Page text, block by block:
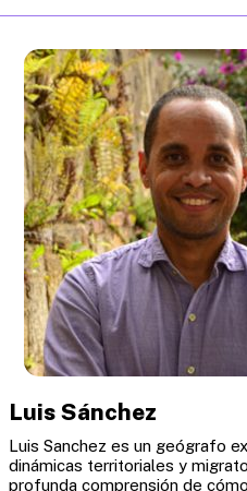
Luis Sánchez
Luis Sanchez es un geógrafo
dinámicas territoriales y
profunda comprensión de